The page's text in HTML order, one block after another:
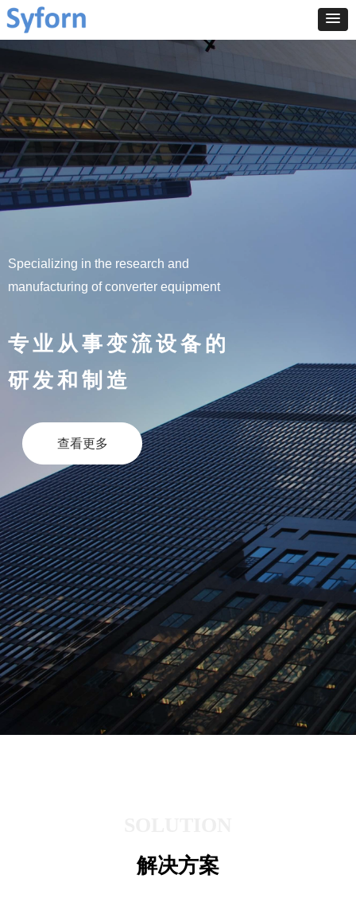
Specializing in the research and
manufacturing of converter equipment
专业从事变流设备 的
研发和制造
查看更多
解决方案